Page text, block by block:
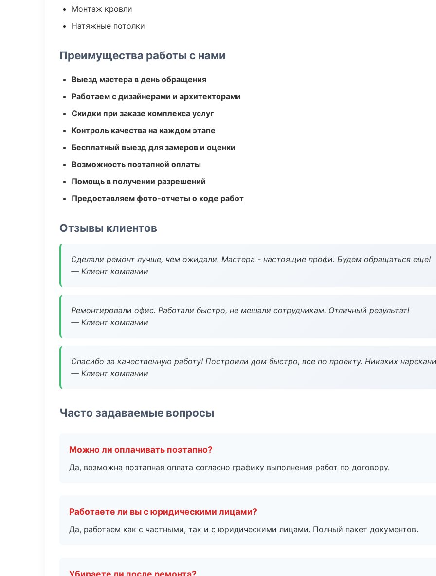
Монтаж кровли
Натяжные потолки
Преимущества работы с нами
Выезд мастера в день обращения
Работаем с дизайнерами и архитекторами
Скидки при заказе комплекса услуг
Контроль качества на каждом этапе
Бесплатный выезд для замеров и оценки
Возможность поэтапной оплаты
Помощь в получении разрешений
Предоставляем фото-отчеты о ходе работ
Отзывы клиентов
Сделали ремонт лучше, чем ожидали. Мастера - настоящие профи. Будем обращаться еще!
— Клиент компании
Ремонтировали офис. Работали быстро, не мешали сотрудникам. Отличный результат!
— Клиент компании
Спасибо за качественную работу! Построили дом быстро, все по проекту. Никаких
— Клиент компании
Часто задаваемые вопросы
Можно ли оплачивать поэтапно?
Да, возможна поэтапная оплата согласно графику выполнения работ по договору.
Работаете ли вы с юридическими лицами?
Да, работаем как с частными, так и с юридическими лицами. Полный пакет документов.
Убираете ли после ремонта?